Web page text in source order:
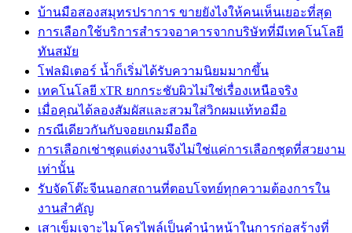
บ้านมือสองสมุทรปราการ ขายยังไงให้คนเห็นเยอะที่สุด
การเลือกใช้บริการสำรวจอาคารจากบริษัทที่มีเทคโนโลยี
ทันสมัย
โฟลมิเตอร์ น้ำก็เริ่มได้รับความนิยมมากขึ้น
เทคโนโลยี xTR ยกกระชับผิวไม่ใช่เรื่องเหนือจริง
เมื่อคุณได้ลองสัมผัสและสวมใส่วิกผมแท้ทอมือ
กรณีเดียวกันกับจอยเกมมือถือ
การเลือกเช่าชุดแต่งงานจึงไม่ใช่แค่การเลือกชุดที่สวยงาม
เท่านั้น
รับจัดโต๊ะจีนนอกสถานที่ตอบโจทย์ทุกความต้องการใน
งานสำคัญ
เสาเข็มเจาะไมโครไพล์เป็นคำนำหน้าในการก่อสร้างที่